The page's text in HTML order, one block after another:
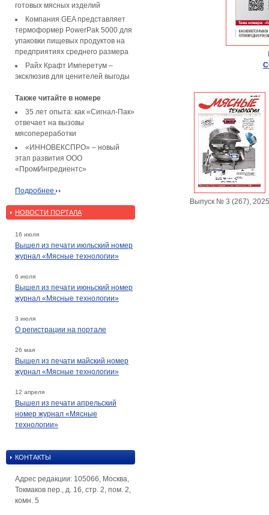
готовых мясных изделий
Компания GEA представляет
термоформер PowerPak 5000 для
упаковки пищевых продуктов на
предприятиях среднего размера
Райх Крафт Имперетум –
эксклюзив для ценителей выгоды
Также читайте в номере
35 лет опыта: как «Сигнал-Пак»
отвечает на вызовы
мясопереработки
«ИННОВЕКСПРО» – новый
этап развития ООО
«ПромИнгредиентс»
Подробнее
НОВОСТИ ПОРТАЛА
16 июля
Вышел из печати июльский номер
журнал «Мясные технологии»
6 июля
Вышел из печати июньский номер
журнал «Мясные технологии»
3 июля
О регистрации на портале
26 мая
Вышел из печати майский номер
журнал «Мясные технологии»
12 апреля
Вышел из печати апрельский
номер журнал «Мясные
технологии»
КОНТАКТЫ
Адрес редакции: 105066, Москва,
Токмаков пер., д. 16, стр. 2, пом. 2,
комн. 5
Выпуск № 3 (267), 2025